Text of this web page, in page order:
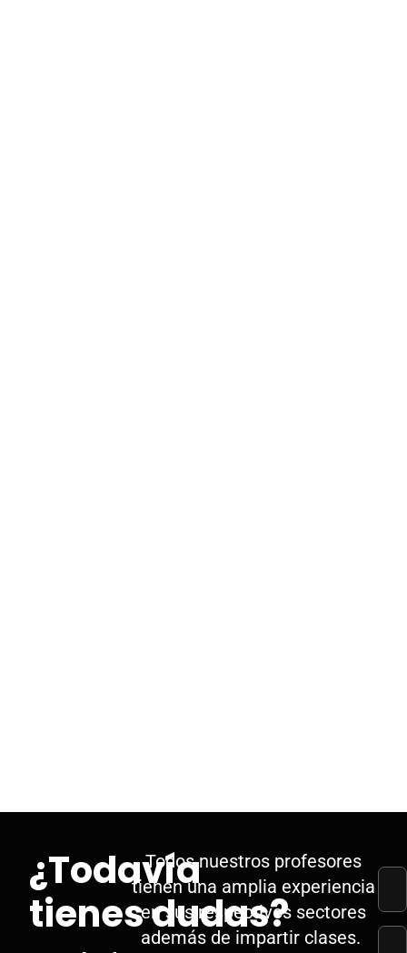
¿Todavía
tienes dudas?
Todos nuestros profesores
tienen una amplia experiencia
en sus respectivos sectores
además de impartir clases.